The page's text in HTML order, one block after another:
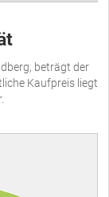
beträgt der
Kaufpreis liegt